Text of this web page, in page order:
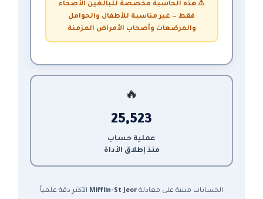
⚠️ هذه الحاسبة مخصصة للبالغين الأصحاء
فقط — غير مناسبة للأطفال والحوامل
والمرضعات وأصحاب الأمراض المزمنة
🔥
25,523
عملية حساب
منذ إطلاق الأداة
الحسابات مبنية على معادلة Mifflin-St Jeor الأكثر دقة علمياً